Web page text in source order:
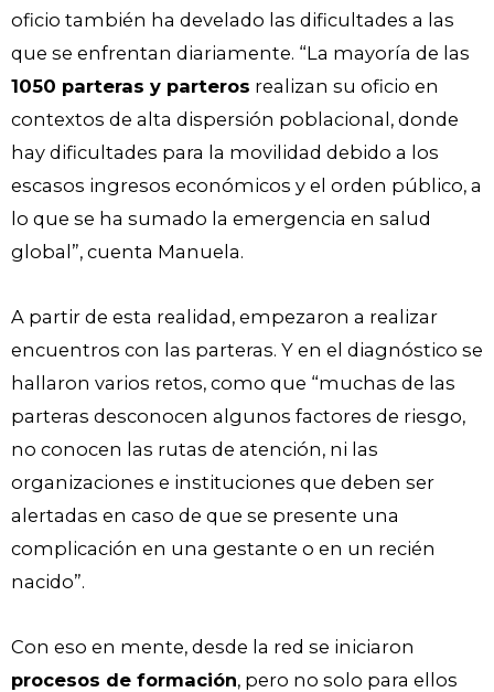
oficio también ha develado las dificultades a las
que se enfrentan diariamente. “La mayoría de las
1050 parteras y parteros realizan su oficio en
contextos de alta dispersión poblacional, donde
hay dificultades para la movilidad debido a los
escasos ingresos económicos y el orden público, a
lo que se ha sumado la emergencia en salud
global”, cuenta Manuela.
A partir de esta realidad, empezaron a realizar
encuentros con las parteras. Y en el diagnóstico se
hallaron varios retos, como que “muchas de las
parteras desconocen algunos factores de riesgo,
no conocen las rutas de atención, ni las
organizaciones e instituciones que deben ser
alertadas en caso de que se presente una
complicación en una gestante o en un recién
nacido”.
Con eso en mente, desde la red se iniciaron
procesos de formación, pero no solo para ellos